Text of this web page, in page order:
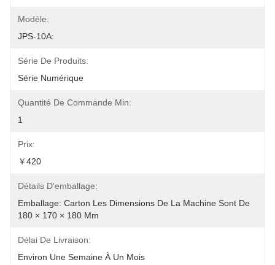
Modèle:
JPS-10A:
Série De Produits:
Série Numérique
Quantité De Commande Min:
1
Prix:
￥420
Détails D'emballage:
Emballage: Carton Les Dimensions De La Machine Sont De
180 × 170 × 180 Mm
Délai De Livraison:
Environ Une Semaine À Un Mois